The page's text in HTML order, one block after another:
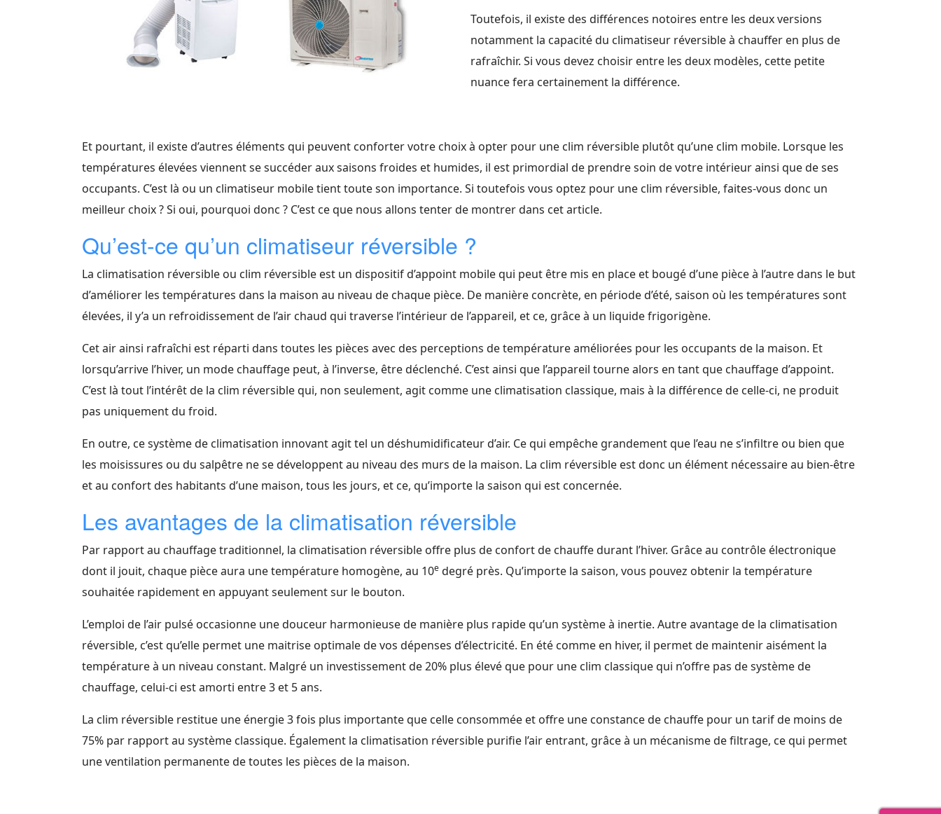
Toutefois, il existe des différences notoires entre les deux versions
notamment la capacité du climatiseur réversible à chauffer en plus de
rafraîchir. Si vous devez choisir entre les deux modèles, cette petite
nuance fera certainement la différence.
Et pourtant, il existe d’autres éléments qui peuvent conforter votre choix à opter pour une clim réversible plutôt qu’une clim mobile. Lorsque les
températures élevées viennent se succéder aux saisons froides et humides, il est primordial de prendre soin de votre intérieur ainsi que de ses
occupants. C’est là ou un climatiseur mobile tient toute son importance. Si toutefois vous optez pour une clim réversible, faites-vous donc un
meilleur choix ? Si oui, pourquoi donc ? C’est ce que nous allons tenter de montrer dans cet article.
Qu’est-ce qu’un climatiseur réversible ?
La climatisation réversible ou clim réversible est un dispositif d’appoint mobile qui peut être mis en place et bougé d’une pièce à l’autre dans le but
d’améliorer les températures dans la maison au niveau de chaque pièce. De manière concrète, en période d’été, saison où les températures sont
élevées, il y’a un refroidissement de l’air chaud qui traverse l’intérieur de l’appareil, et ce, grâce à un liquide frigorigène.
Cet air ainsi rafraîchi est réparti dans toutes les pièces avec des perceptions de température améliorées pour les occupants de la maison. Et
lorsqu’arrive l’hiver, un mode chauffage peut, à l’inverse, être déclenché. C’est ainsi que l’appareil tourne alors en tant que chauffage d’appoint.
C’est là tout l’intérêt de la clim réversible qui, non seulement, agit comme une climatisation classique, mais à la différence de celle-ci, ne produit
pas uniquement du froid.
En outre, ce système de climatisation innovant agit tel un déshumidificateur d’air. Ce qui empêche grandement que l’eau ne s’infiltre ou bien que
les moisissures ou du salpêtre ne se développent au niveau des murs de la maison. La clim réversible est donc un élément nécessaire au bien-être
et au confort des habitants d’une maison, tous les jours, et ce, qu’importe la saison qui est concernée.
Les avantages de la climatisation réversible
Par rapport au chauffage traditionnel, la climatisation réversible offre plus de confort de chauffe durant l’hiver. Grâce au contrôle électronique
dont il jouit, chaque pièce aura une température homogène, au 10e degré près. Qu’importe la saison, vous pouvez obtenir la température
souhaitée rapidement en appuyant seulement sur le bouton.
L’emploi de l’air pulsé occasionne une douceur harmonieuse de manière plus rapide qu’un système à inertie. Autre avantage de la climatisation
réversible, c’est qu’elle permet une maitrise optimale de vos dépenses d’électricité. En été comme en hiver, il permet de maintenir aisément la
température à un niveau constant. Malgré un investissement de 20% plus élevé que pour une clim classique qui n’offre pas de système de
chauffage, celui-ci est amorti entre 3 et 5 ans.
La clim réversible restitue une énergie 3 fois plus importante que celle consommée et offre une constance de chauffe pour un tarif de moins de
75% par rapport au système classique. Également la climatisation réversible purifie l’air entrant, grâce à un mécanisme de filtrage, ce qui permet
une ventilation permanente de toutes les pièces de la maison.